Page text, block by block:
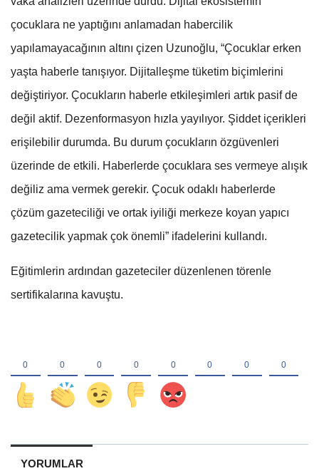
çocuklara ne yaptığını anlamadan habercilik
yapılamayacağının altını çizen Uzunoğlu, “Çocuklar erken
yaşta haberle tanışıyor. Dijitalleşme tüketim biçimlerini
değiştiriyor. Çocukların haberle etkileşimleri artık pasif de
değil aktif. Dezenformasyon hızla yayılıyor. Şiddet içerikleri
erişilebilir durumda. Bu durum çocukların özgüvenleri
üzerinde de etkili. Haberlerde çocuklara ses vermeye alışık
değiliz ama vermek gerekir. Çocuk odaklı haberlerde
çözüm gazeteciliği ve ortak iyiliği merkeze koyan yapıcı
gazetecilik yapmak çok önemli” ifadelerini kullandı.
Eğitimlerin ardından gazeteciler düzenlenen törenle
sertifikalarına kavuştu.
YORUMLAR